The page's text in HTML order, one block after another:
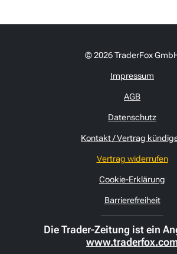
© 2026 TraderFox
Impressum
AGB
Datenschutz
Kontakt / Vertrag
Vertrag widerrufen
Cookie-Erklärung
Barrierefreiheit
Die Trader-Zeitung ist ein